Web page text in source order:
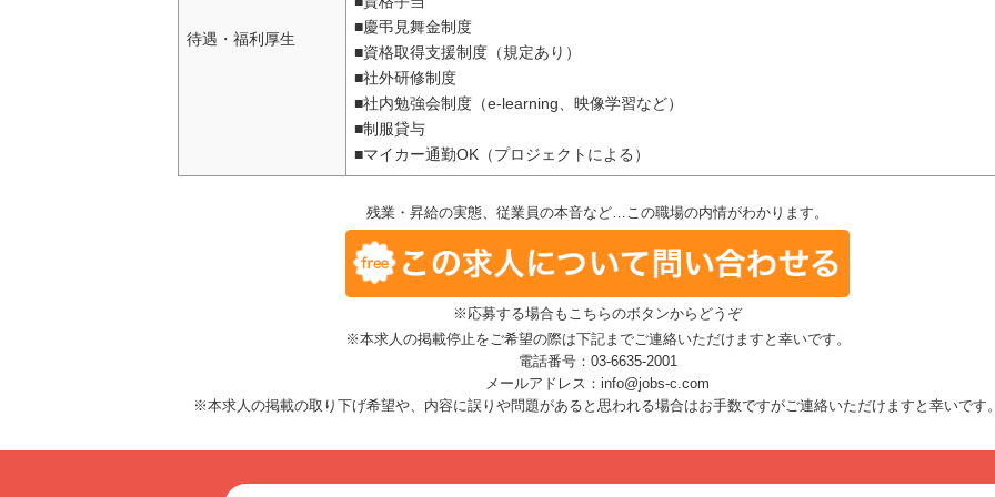
待遇・福利厚生
■慶弔見舞金制度
■資格取得支援制度（規定あり）
■社外研修制度
■社内勉強会制度（e-learning、映像学習など）
■制服貸与
■マイカー通勤OK（プロジェクトによる）
残業・昇給の実態、従業員の本音など…この職場の内情がわかります。
※応募する場合もこちらのボタンからどうぞ
※本求人の掲載停止をご希望の際は下記までご連絡いただけますと幸いです。
電話番号：03-6635-2001
メールアドレス：info@jobs-c.com
※本求人の掲載の取り下げ希望や、内容に誤りや問題があると思われる場合はお手数ですがご連絡いただけますと幸いです